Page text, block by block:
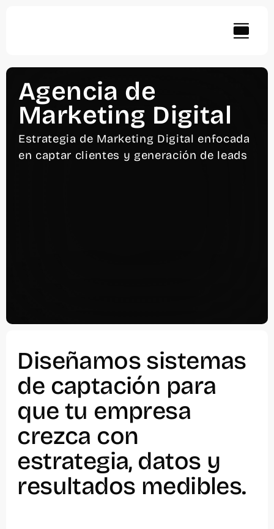
Agencia de
Marketing Digital
Estrategia de Marketing Digital enfocada
en captar clientes y generación de leads
Diseñamos sistemas
de captación para
que tu empresa
crezca con
estrategia, datos y
resultados medibles.